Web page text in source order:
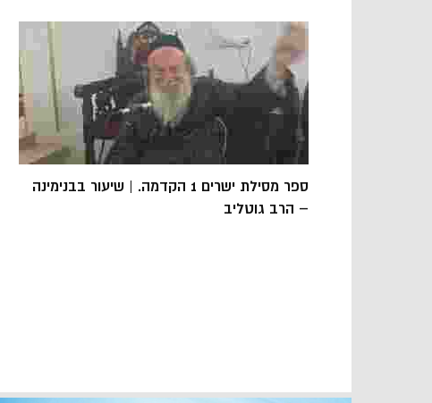
ספר מסילת ישרים 1 הקדמה. | שיעור בבנימינה
– הרב גוטליב